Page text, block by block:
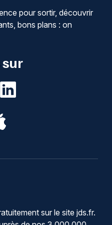
pour sortir, découvrir
bons plans : on
sur
sur le site jds.fr.